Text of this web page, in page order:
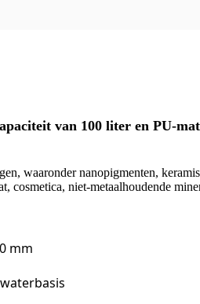
van 100 liter en PU-
waaronder nanopigmenten,
niet-metaalhoudende
mm